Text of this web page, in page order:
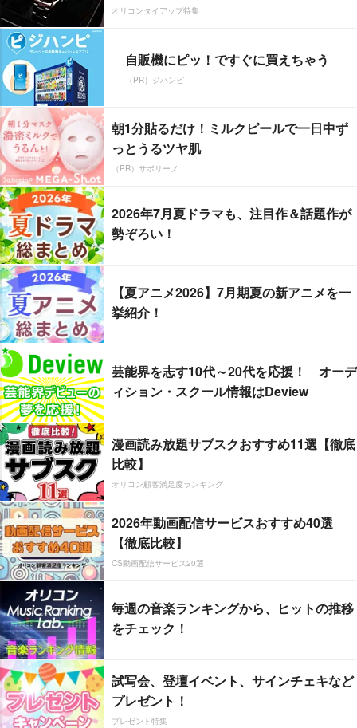
オリコンタイアップ特集
自販機にピッ！ですぐに買えちゃう
（PR）ジハンピ
朝1分貼るだけ！ミルクピールで一日中ず
っとうるツヤ肌
（PR）サボリーノ
2026年7月夏ドラマも、注目作＆話題作が
勢ぞろい！
【夏アニメ2026】7月期夏の新アニメを一
挙紹介！
芸能界を志す10代～20代を応援！ オーデ
ィション・スクール情報はDeview
漫画読み放題サブスクおすすめ11選【徹底
比較】
オリコン顧客満足度ランキング
2026年動画配信サービスおすすめ40選
【徹底比較】
CS動画配信サービス20選
毎週の音楽ランキングから、ヒットの推移
をチェック！
試写会、登壇イベント、サインチェキなど
プレゼント！
プレゼント特集